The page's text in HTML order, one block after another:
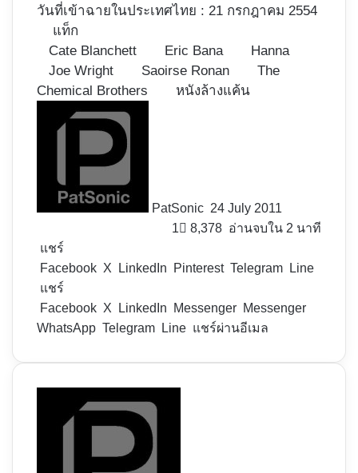
วันที่เข้าฉายในประเทศไทย : 21 กรกฎาคม 2554
แท็ก
Cate Blanchett
Eric Bana
Hanna
Joe Wright
Saoirse Ronan
The
Chemical Brothers
หนังล้างแค้น
PatSonic 24 July 2011
1
8,378 อ่านจบใน 2 นาที
แชร์
Facebook X LinkedIn Pinterest Telegram
Line
แชร์
Facebook X LinkedIn Messenger Messenger
WhatsApp Telegram Line แชร์ผ่านอีเมล